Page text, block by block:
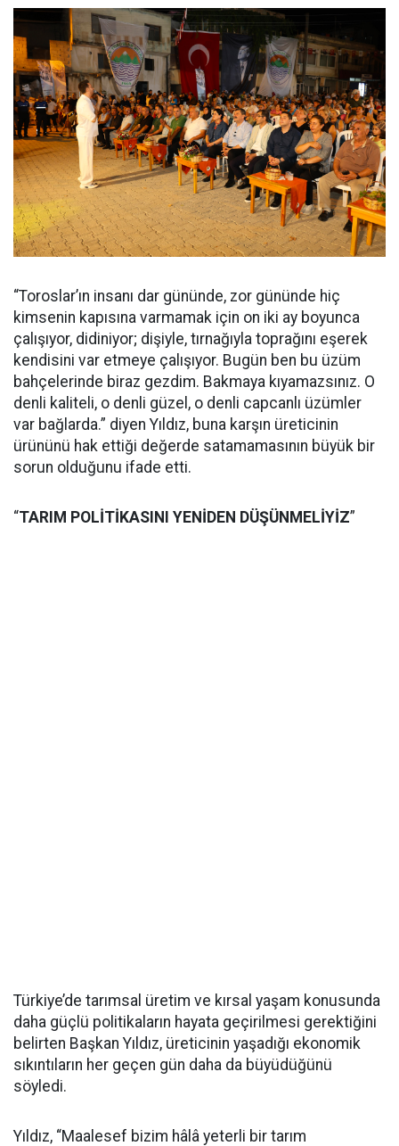
“Toroslar’ın insanı dar gününde, zor gününde hiç
kimsenin kapısına varmamak için on iki ay boyunca
çalışıyor, didiniyor; dişiyle, tırnağıyla toprağını eşerek
kendisini var etmeye çalışıyor. Bugün ben bu üzüm
bahçelerinde biraz gezdim. Bakmaya kıyamazsınız. O
denli kaliteli, o denli güzel, o denli capcanlı üzümler
var bağlarda.” diyen Yıldız, buna karşın üreticinin
ürününü hak ettiği değerde satamamasının büyük bir
sorun olduğunu ifade etti.
“TARIM POLİTİKASINI YENİDEN DÜŞÜNMELİYİZ”
Türkiye’de tarımsal üretim ve kırsal yaşam konusunda
daha güçlü politikaların hayata geçirilmesi gerektiğini
belirten Başkan Yıldız, üreticinin yaşadığı ekonomik
sıkıntıların her geçen gün daha da büyüdüğünü
söyledi.
Yıldız, “Maalesef bizim hâlâ yeterli bir tarım